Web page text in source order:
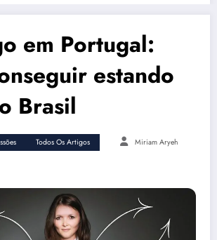
em Portugal:
estando
Brasil
Todos Os Artigos Miriam Aryeh